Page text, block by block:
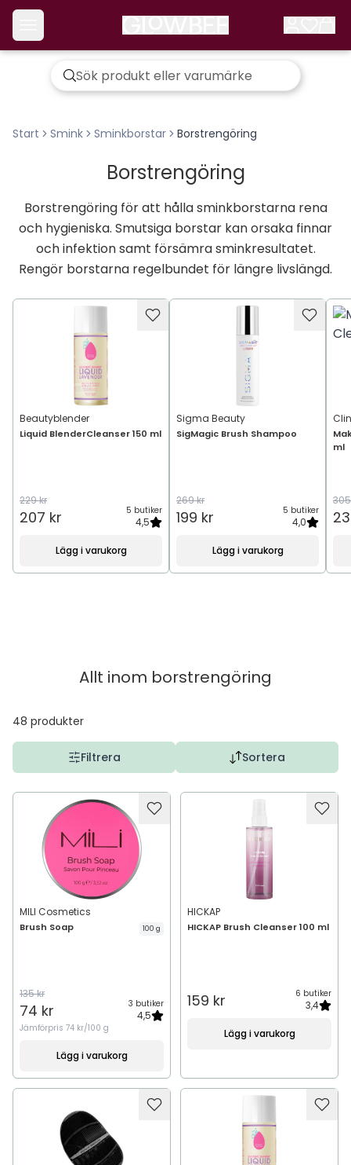
Start Smink Sminkborstar Borstrengöring
Borstrengöring
Borstrengöring för att hålla sminkborstarna rena
och hygieniska. Smutsiga borstar kan orsaka finnar
och infektion samt försämra sminkresultatet.
Rengör borstarna regelbundet för längre livslängd.
Beautyblender
Liquid BlenderCleanser 150 ml
229 kr
207 kr 5 butiker
4,5
Lägg i varukorg
Sigma Beauty
SigMagic Brush Shampoo
269 kr
199 kr 5 butiker
4,0
Lägg i varukorg
ml
Allt inom borstrengöring
48 produkter
Filtrera Sortera
MILI Cosmetics
Brush Soap 100 g
135 kr
74 kr 3 butiker
4,5
Jämförpris 74 kr/100 g
Lägg i varukorg
HICKAP
HICKAP Brush Cleanser 100 ml
159 kr 6 butiker
3,4
Lägg i varukorg